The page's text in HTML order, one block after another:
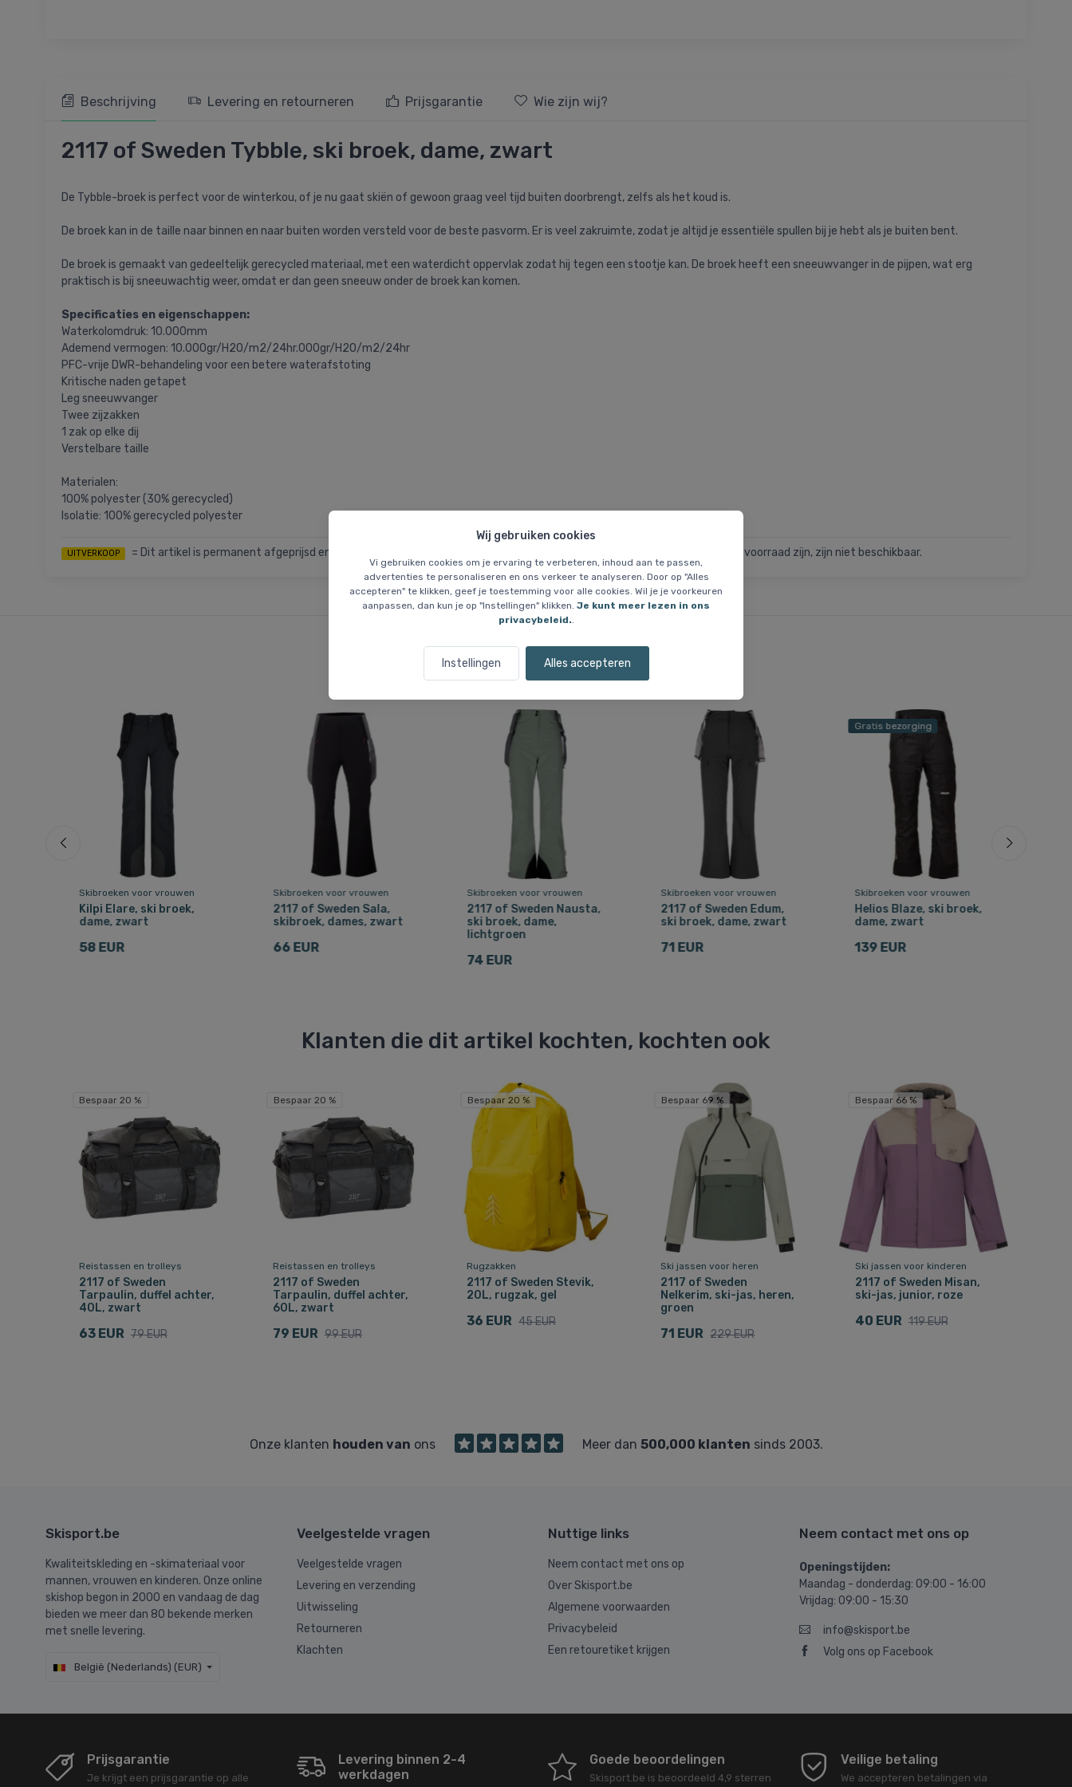
Wij gebruiken cookies
Vi gebruiken cookies om je ervaring te verbeteren, inhoud aan te passen,
advertenties te personaliseren en ons verkeer te analyseren. Door op "Alles
accepteren" te klikken, geef je toestemming voor alle cookies. Wil je je voorkeuren
aanpassen, dan kun je op "Instellingen" klikken. Je kunt meer lezen in ons
privacybeleid..
Instellingen Alles accepteren
Beschrijving Levering en retourneren Prijsgarantie Wie zijn wij?
2117 of Sweden Tybble, ski broek, dame, zwart
De Tybble-broek is perfect voor de winterkou, of je nu gaat skiën of gewoon graag veel tijd buiten doorbrengt, zelfs als het koud is.
De broek kan in de taille naar binnen en naar buiten worden versteld voor de beste pasvorm. Er is veel zakruimte, zodat je altijd je essentiële spullen bij je hebt als je buiten bent.
De broek is gemaakt van gedeeltelijk gerecycled materiaal, met een waterdicht oppervlak zodat hij tegen een stootje kan. De broek heeft een sneeuwvanger in de pijpen, wat erg
praktisch is bij sneeuwachtig weer, omdat er dan geen sneeuw onder de broek kan komen.
Specificaties en eigenschappen:
Waterkolomdruk: 10.000mm
Ademend vermogen: 10.000gr/H2O/m2/24hr.000gr/H2O/m2/24hr
PFC-vrije DWR-behandeling voor een betere waterafstoting
Kritische naden getapet
Leg sneeuwvanger
Twee zijzakken
1 zak op elke dij
Verstelbare taille
Materialen:
100% polyester (30% gerecycled)
Isolatie: 100% gerecycled polyester
UITVERKOOP = Dit artikel is permanent afgeprijsd en we krijgen er geen meer als de huidige voorraad is uitverkocht. Maten die niet op voorraad zijn, zijn niet beschikbaar.
Vergelijkbare items
Skibroeken voor vrouwen
Kilpi Elare, ski broek,
dame, zwart
58 EUR
Skibroeken voor vrouwen
2117 of Sweden Sala,
skibroek, dames, zwart
66 EUR
Skibroeken voor vrouwen
2117 of Sweden Nausta,
ski broek, dame,
lichtgroen
74 EUR
Skibroeken voor vrouwen
2117 of Sweden Edum,
ski broek, dame, zwart
71 EUR
Gratis bezorging
Skibroeken voor vrouwen
Helios Blaze, ski broek,
dame, zwart
139 EUR
Klanten die dit artikel kochten, kochten ook
Bespaar 20 %
Reistassen en trolleys
2117 of Sweden
Tarpaulin, duffel achter,
40L, zwart
63 EUR 79 EUR
Bespaar 20 %
Reistassen en trolleys
2117 of Sweden
Tarpaulin, duffel achter,
60L, zwart
79 EUR 99 EUR
Bespaar 20 %
Rugzakken
2117 of Sweden Stevik,
20L, rugzak, gel
36 EUR 45 EUR
Bespaar 69 %
Ski jassen voor heren
2117 of Sweden
Nelkerim, ski-jas, heren,
groen
71 EUR 229 EUR
Bespaar 66 %
Ski jassen voor kinderen
2117 of Sweden Misan,
ski-jas, junior, roze
40 EUR 119 EUR
Onze klanten houden van ons Meer dan 500,000 klanten sinds 2003.
Skisport.be
Kwaliteitskleding en -skimateriaal voor
mannen, vrouwen en kinderen. Onze online
skishop begon in 2000 en vandaag de dag
bieden we meer dan 80 bekende merken
met snelle levering.
België (Nederlands) (EUR)
Veelgestelde vragen
Veelgestelde vragen
Levering en verzending
Uitwisseling
Retourneren
Klachten
Nuttige links
Neem contact met ons op
Over Skisport.be
Algemene voorwaarden
Privacybeleid
Een retouretiket krijgen
Neem contact met ons op
Openingstijden:
Maandag - donderdag: 09:00 - 16:00
Vrijdag: 09:00 - 15:30
info@skisport.be
Volg ons op Facebook
Prijsgarantie
Je krijgt een prijsgarantie op alle
Levering binnen 2-4
werkdagen
Goede beoordelingen
Skisport.be is beoordeeld 4,9 sterren
Veilige betaling
We accepteren betalingen via